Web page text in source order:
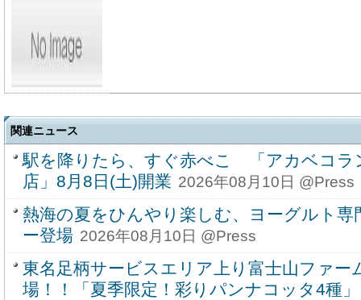
関連ニュース
駅を降りたら、すぐ赤べこ 「アカベコラ
店」8月8日(土)開業 2026年08月10日 @Press
熱海の夏をひんやり楽しむ、ヨーグルト専
ー登場 2026年08月10日 @Press
東名足柄サービスエリア上り富士山ファ
場！！「夏季限定！彩りパンナコッタ4種」